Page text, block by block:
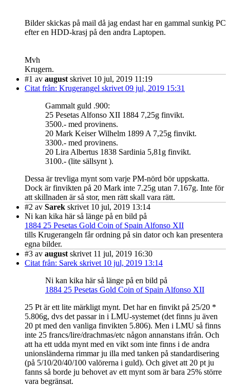
Bilder skickas på mail då jag endast har en gammal sunkig PC
efter en HDD-krasj på den andra Laptopen.
Mvh
Krugern.
#1 av august skrivet 10 jul, 2019 11:19
Citat från: Krugerangel skrivet 09 jul, 2019 15:31
Gammalt guld .900:
25 Pesetas Alfonso XII 1884 7,25g finvikt.
3500.- med provinens.
20 Mark Keiser Wilhelm 1899 A 7,25g finvikt.
3300.- med provinens.
20 Lira Albertus 1838 Sardinia 5,81g finvikt.
3100.- (lite sällsynt ).
Dessa är trevliga mynt som varje PM-nörd bör uppskatta.
Dock är finvikten på 20 Mark inte 7.25g utan 7.167g. Inte för
att skillnaden är så stor, men rätt skall vara rätt.
#2 av Sarek skrivet 10 jul, 2019 13:14
Ni kan kika här så länge på en bild på
1884 25 Pesetas Gold Coin of Spain Alfonso XII
tills Krugerangeln får ordning på sin dator och kan presentera
egna bilder.
#3 av august skrivet 11 jul, 2019 16:30
Citat från: Sarek skrivet 10 jul, 2019 13:14
Ni kan kika här så länge på en bild på
1884 25 Pesetas Gold Coin of Spain Alfonso XII
25 Pt är ett lite märkligt mynt. Det har en finvikt på 25/20 *
5.806g, dvs det passar in i LMU-systemet (det finns ju även
20 pt med den vanliga finvikten 5.806). Men i LMU så finns
inte 25 francs/lire/drachmas/etc någon annanstans ifrån. Och
att ha ett udda mynt med en vikt som inte finns i de andra
unionsländerna rimmar ju illa med tanken på standardisering
(på 5/10/20/40/100 valörerna i guld). Och givet att 20 pt ju
fanns så borde ju behovet av ett mynt som är bara 25% större
vara begränsat.